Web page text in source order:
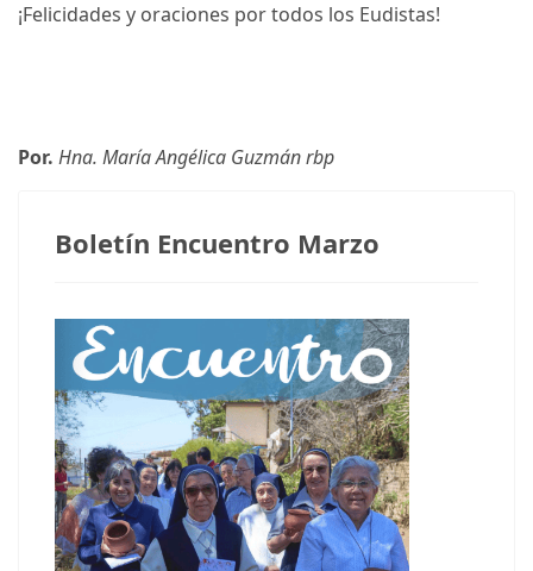
¡Felicidades y oraciones por todos los Eudistas!
Por. Hna. María Angélica Guzmán rbp
Boletín Encuentro Marzo